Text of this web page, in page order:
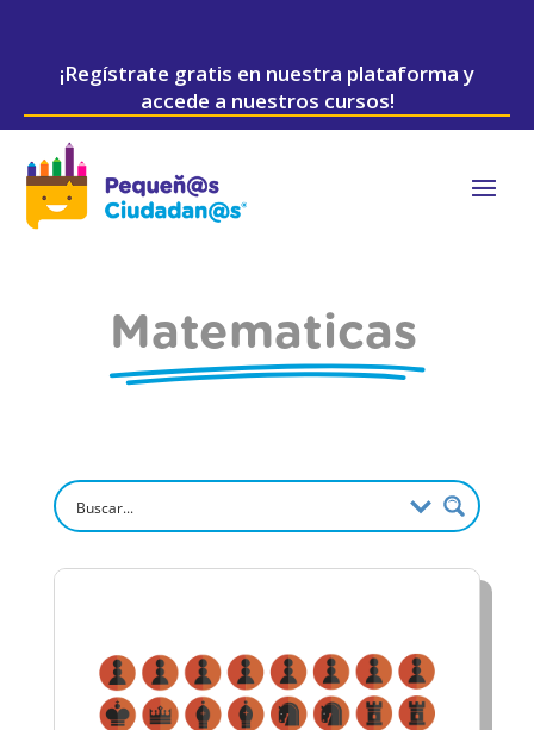
¡Regístrate gratis en nuestra plataforma y
accede a nuestros cursos!
Matematicas